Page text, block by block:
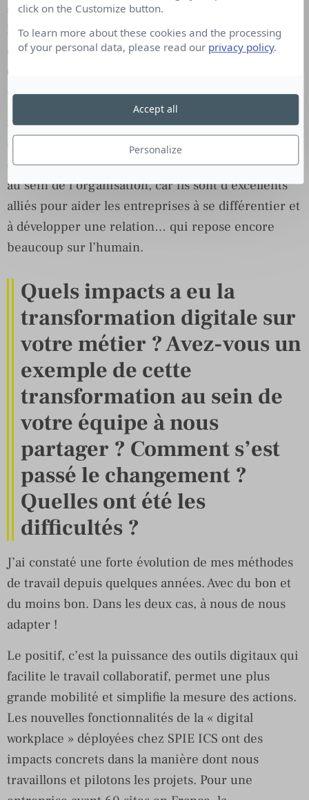
service et qui le produisent. Chez SPIE ICS, ce sont
les ingénieurs d’affaires qui orchestrent la relation
client. Ils ont donc besoin d’un panel d’outils
cohérents qui servent la variété des attentes et des
chronologies de leurs interlocuteurs.
Si le marketing et la communication peuvent avoir
des objectifs, des calendriers et des indicateurs
distincts, il est fortement conseillée de les aligner
au sein de l’organisation, car ils sont d’excellents
alliés pour aider les entreprises à se différentier et
à développer une relation… qui repose encore
beaucoup sur l’humain.
Quels impacts a eu la
transformation digitale sur
votre métier ? Avez-vous un
exemple de cette
transformation au sein de
votre équipe à nous
partager ? Comment s’est
passé le changement ?
Quelles ont été les
difficultés ?
J’ai constaté une forte évolution de mes méthodes
de travail depuis quelques années. Avec du bon et
du moins bon. Dans les deux cas, à nous de nous
adapter !
Le positif, c’est la puissance des outils digitaux qui
facilite le travail collaboratif, permet une plus
grande mobilité et simplifie la mesure des actions.
Les nouvelles fonctionnalités de la « digital
workplace » déployées chez SPIE ICS ont des
impacts concrets dans la manière dont nous
travaillons et pilotons les projets. Pour une
click on the Customize button.
To learn more about these cookies and the processing
of your personal data, please read our privacy policy.
Personalize
Accept all